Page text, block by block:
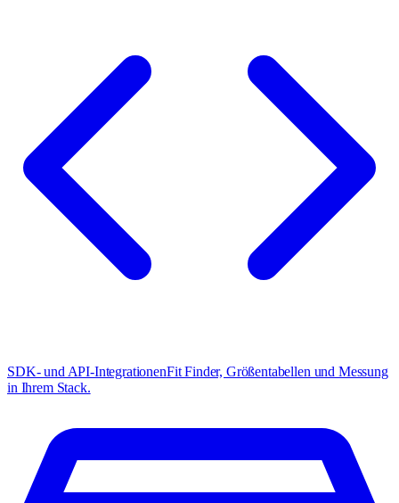
SDK- und API-IntegrationenFit Finder, Größentabellen und Messung
in Ihrem Stack.